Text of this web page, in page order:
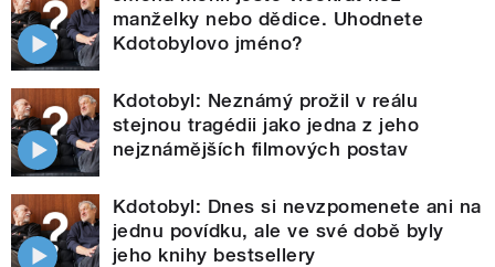
manželky nebo dědice. Uhodnete
Kdotobylovo jméno?
Kdotobyl: Neznámý prožil v reálu
stejnou tragédii jako jedna z jeho
nejznámějších filmových postav
Kdotobyl: Dnes si nevzpomenete ani na
jednu povídku, ale ve své době byly
jeho knihy bestsellery